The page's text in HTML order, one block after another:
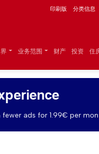
印刷版 分类信息
业务范围 财产 投资 住
ads for 1.99€ per